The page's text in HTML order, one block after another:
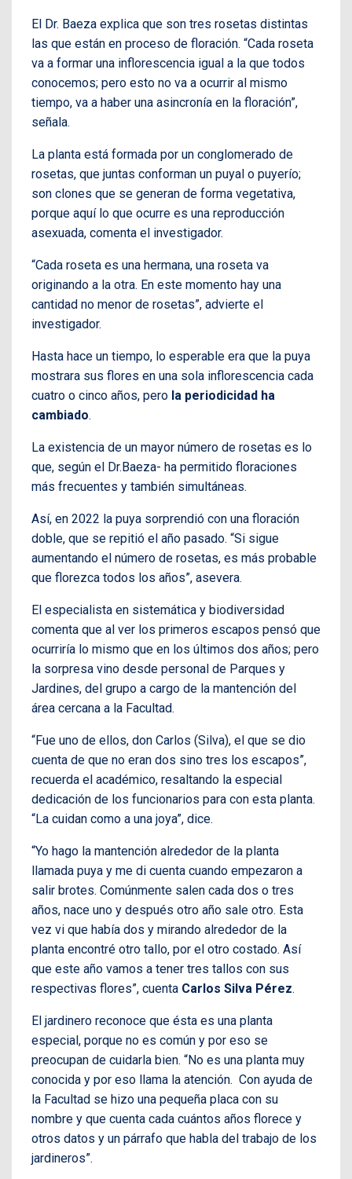
El Dr. Baeza explica que son tres rosetas distintas
las que están en proceso de floración. “Cada roseta
va a formar una inflorescencia igual a la que todos
conocemos; pero esto no va a ocurrir al mismo
tiempo, va a haber una asincronía en la floración”,
señala.
La planta está formada por un conglomerado de
rosetas, que juntas conforman un puyal o puyerío;
son clones que se generan de forma vegetativa,
porque aquí lo que ocurre es una reproducción
asexuada, comenta el investigador.
“Cada roseta es una hermana, una roseta va
originando a la otra. En este momento hay una
cantidad no menor de rosetas”, advierte el
investigador.
Hasta hace un tiempo, lo esperable era que la puya
mostrara sus flores en una sola inflorescencia cada
cuatro o cinco años, pero la periodicidad ha
cambiado.
La existencia de un mayor número de rosetas es lo
que, según el Dr.Baeza- ha permitido floraciones
más frecuentes y también simultáneas.
Así, en 2022 la puya sorprendió con una floración
doble, que se repitió el año pasado. “Si sigue
aumentando el número de rosetas, es más probable
que florezca todos los años”, asevera.
El especialista en sistemática y biodiversidad
comenta que al ver los primeros escapos pensó que
ocurriría lo mismo que en los últimos dos años; pero
la sorpresa vino desde personal de Parques y
Jardines, del grupo a cargo de la mantención del
área cercana a la Facultad.
“Fue uno de ellos, don Carlos (Silva), el que se dio
cuenta de que no eran dos sino tres los escapos”,
recuerda el académico, resaltando la especial
dedicación de los funcionarios para con esta planta.
“La cuidan como a una joya”, dice.
“Yo hago la mantención alrededor de la planta
llamada puya y me di cuenta cuando empezaron a
salir brotes. Comúnmente salen cada dos o tres
años, nace uno y después otro año sale otro. Esta
vez vi que había dos y mirando alrededor de la
planta encontré otro tallo, por el otro costado. Así
que este año vamos a tener tres tallos con sus
respectivas flores”, cuenta Carlos Silva Pérez.
El jardinero reconoce que ésta es una planta
especial, porque no es común y por eso se
preocupan de cuidarla bien. “No es una planta muy
conocida y por eso llama la atención. Con ayuda de
la Facultad se hizo una pequeña placa con su
nombre y que cuenta cada cuántos años florece y
otros datos y un párrafo que habla del trabajo de los
jardineros”.